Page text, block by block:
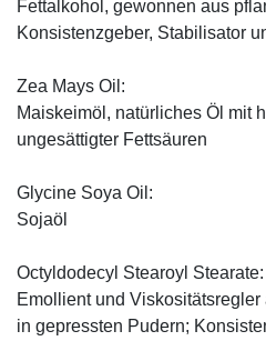
Fettalkohol, gewonnen aus
Konsistenzgeber, Stabilisator
Zea Mays Oil:
Maiskeimöl, natürliches Öl mit
ungesättigter Fettsäuren
Glycine Soya Oil:
Sojaöl
Octyldodecyl Stearoyl Stearate:
Emollient und Viskositätsregler
in gepressten Pudern;